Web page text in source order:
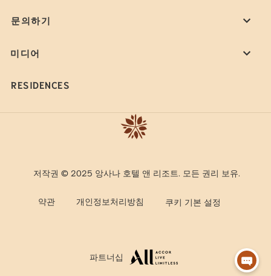
문의하기
미디어
RESIDENCES
저작권 © 2025 앙사나 호텔 앤 리조트. 모든 권리 보유.
약관 개인정보처리방침 쿠키 기본 설정
파트너십